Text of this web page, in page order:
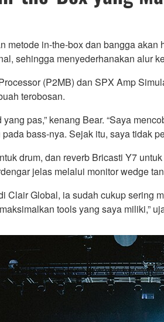
metode in-the-box dan bangga
sehingga menyederhanakan alur
(P2MB) dan SPX Amp
terobosan.
pas,” kenang Bear. “Saya
bass-nya. Sejak itu, saya tidak
drum, dan reverb Bricasti Y7
jelas melalui monitor wedge
Clair Global, ia sudah cukup sering
tools yang saya miliki,”